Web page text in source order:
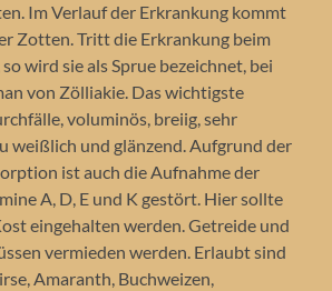
Im Verlauf der Erkrankung kommt
Zotten. Tritt die Erkrankung beim
wird sie als Sprue bezeichnet, bei
von Zölliakie. Das wichtigste
voluminös, breiig, sehr
weißlich und glänzend. Aufgrund der
ist auch die Aufnahme der
A, D, E und K gestört. Hier sollte
eingehalten werden. Getreide und
vermieden werden. Erlaubt sind
Amaranth, Buchweizen,